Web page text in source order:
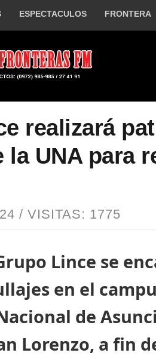
ESPECTACULOS FRONTERA
realizará
la UNA para
/ VISITAS: 1775
Lince se
en el
de
Lorenzo, a fin